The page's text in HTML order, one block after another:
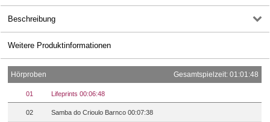
Beschreibung
Weitere Produktinformationen
Hörproben Gesamtspielzeit: 01:01:48
01 Lifeprints 00:06:48
02 Samba do Crioulo Barnco 00:07:38